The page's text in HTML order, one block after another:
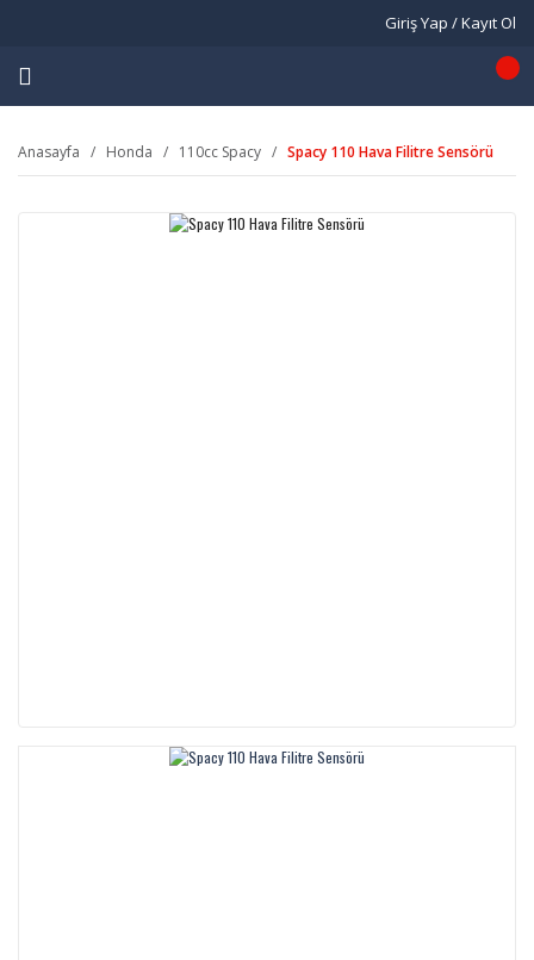
Giriş Yap / Kayıt Ol
Anasayfa Honda 110cc Spacy Spacy 110 Hava Filitre Sensörü